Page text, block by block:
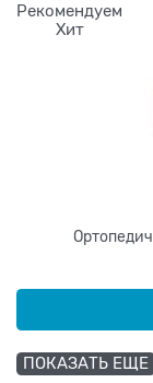
Рекомендуем
Хит
ПОКАЗАТЬ ЕЩЕ